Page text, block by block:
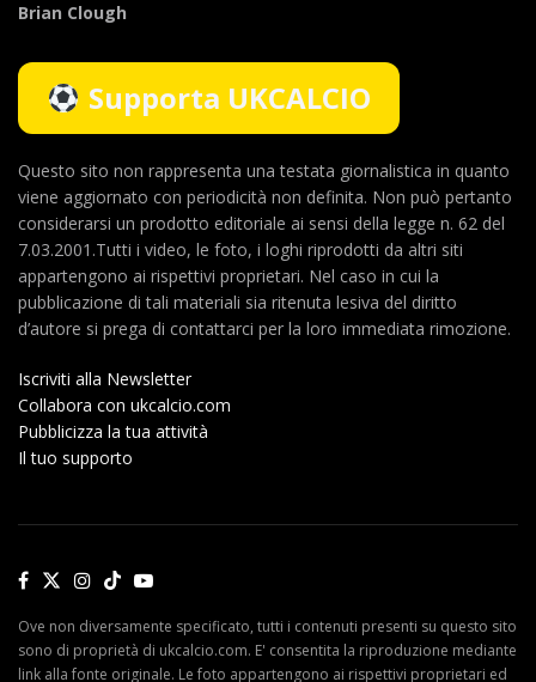
Brian Clough
Supporta UKCALCIO
Questo sito non rappresenta una testata giornalistica in quanto
viene aggiornato con periodicità non definita. Non può pertanto
considerarsi un prodotto editoriale ai sensi della legge n. 62 del
7.03.2001.Tutti i video, le foto, i loghi riprodotti da altri siti
appartengono ai rispettivi proprietari. Nel caso in cui la
pubblicazione di tali materiali sia ritenuta lesiva del diritto
d’autore si prega di contattarci per la loro immediata rimozione.
Iscriviti alla Newsletter
Collabora con ukcalcio.com
Pubblicizza la tua attività
Il tuo supporto
Ove non diversamente specificato, tutti i contenuti presenti su questo sito
sono di proprietà di ukcalcio.com. E' consentita la riproduzione mediante
link alla fonte originale. Le foto appartengono ai rispettivi proprietari ed